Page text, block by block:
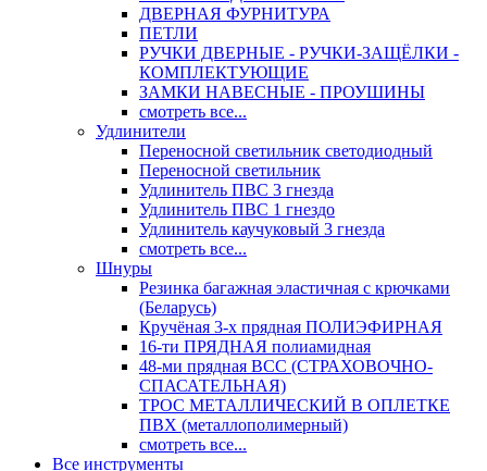
ДВЕРНАЯ ФУРНИТУРА
ПЕТЛИ
РУЧКИ ДВЕРНЫЕ - РУЧКИ-ЗАЩЁЛКИ -
КОМПЛЕКТУЮЩИЕ
ЗАМКИ НАВЕСНЫЕ - ПРОУШИНЫ
смотреть все...
Удлинители
Переносной светильник светодиодный
Переносной светильник
Удлинитель ПВС 3 гнезда
Удлинитель ПВС 1 гнездо
Удлинитель каучуковый 3 гнезда
смотреть все...
Шнуры
Резинка багажная эластичная с крючками
(Беларусь)
Кручёная 3-х прядная ПОЛИЭФИРНАЯ
16-ти ПРЯДНАЯ полиамидная
48-ми прядная ВСС (СТРАХОВОЧНО-
СПАСАТЕЛЬНАЯ)
ТРОС МЕТАЛЛИЧЕСКИЙ В ОПЛЕТКЕ
ПВХ (металлополимерный)
смотреть все...
Все инструменты